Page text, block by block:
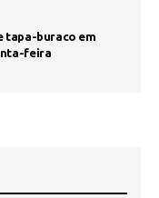
tapa-buraco em
feira